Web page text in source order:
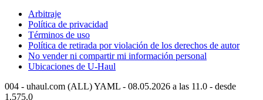
Arbitraje
Política de privacidad
Términos de uso
Política de retirada por violación de los derechos de autor
No vender ni compartir mi información personal
Ubicaciones de U-Haul
004 - uhaul.com (ALL) YAML - 08.05.2026 a las 11.0 - desde
1.575.0